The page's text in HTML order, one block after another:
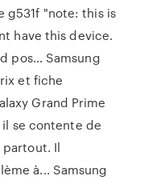
g531f "note: this is
have this device.
pos… Samsung
et fiche
Grand Prime
se contente de
partout. Il
à... Samsung